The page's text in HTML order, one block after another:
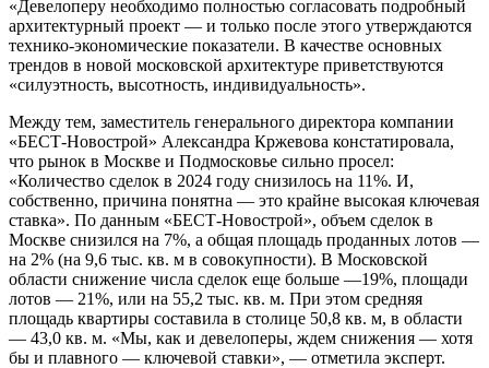
«Девелоперу необходимо полностью согласовать подробный
архитектурный проект — и только после этого утверждаются
технико-экономические показатели. В качестве основных
трендов в новой московской архитектуре приветствуются
«силуэтность, высотность, индивидуальность».
Между тем, заместитель генерального директора компании
«БЕСТ-Новострой» Александра Кржевова констатировала,
что рынок в Москве и Подмосковье сильно просел:
«Количество сделок в 2024 году снизилось на 11%. И,
собственно, причина понятна — это крайне высокая ключевая
ставка». По данным «БЕСТ-Новострой», объем сделок в
Москве снизился на 7%, а общая площадь проданных лотов —
на 2% (на 9,6 тыс. кв. м в совокупности). В Московской
области снижение числа сделок еще больше —19%, площади
лотов — 21%, или на 55,2 тыс. кв. м. При этом средняя
площадь квартиры составила в столице 50,8 кв. м, в области
— 43,0 кв. м. «Мы, как и девелоперы, ждем снижения — хотя
бы и плавного — ключевой ставки», — отметила эксперт.